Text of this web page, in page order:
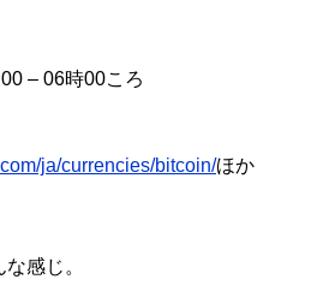
– 06時00ころ
ja/currencies/bitcoin/ほか
感じ。